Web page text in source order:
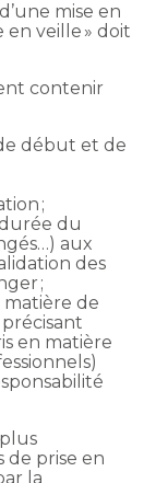
mise en
en veille » doit
contenir
début et de
;
du
aux
des
;
matière de
en matière
de prise en
la